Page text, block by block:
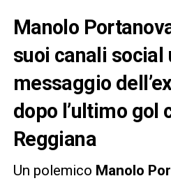
Manolo
suoi canali
messaggio
dopo l’ultimo gol
Reggiana
Un polemico Manolo